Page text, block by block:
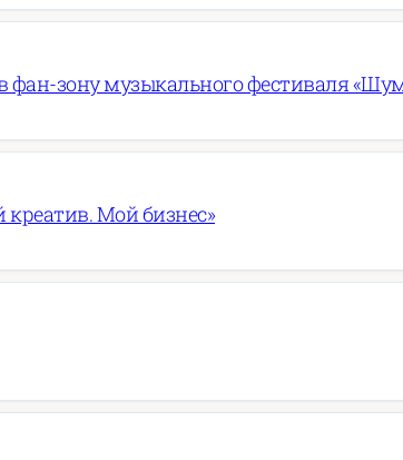
зону музыкального фестиваля
Мой бизнес»